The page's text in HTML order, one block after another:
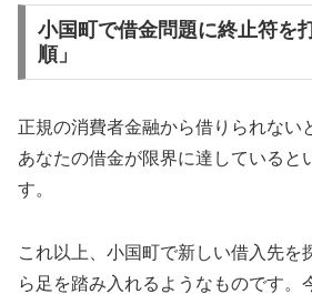
小国町で借金問題に終止符を
順」
正規の消費者金融から借りられない
あなたの借金が限界に達していると
す。
これ以上、小国町で新しい借入先を
ら足を踏み入れるようなものです。